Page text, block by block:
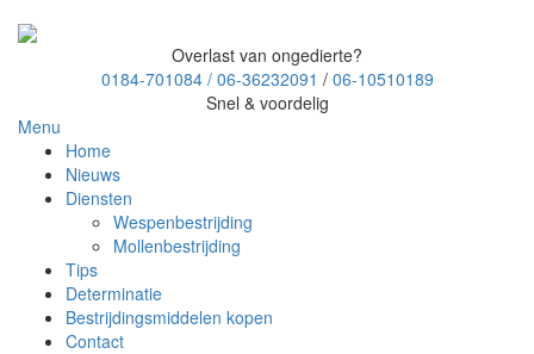
Overlast van ongedierte?
0184-701084 / 06-36232091 / 06-10510189
Snel & voordelig
Menu
Home
Nieuws
Diensten
Wespenbestrijding
Mollenbestrijding
Tips
Determinatie
Bestrijdingsmiddelen kopen
Contact